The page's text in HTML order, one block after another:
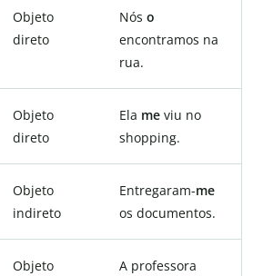
Objeto
direto
Nós o
encontramos na
rua.
Objeto
direto
Ela me viu no
shopping.
Objeto
indireto
Entregaram-me
os documentos.
Objeto
A professora